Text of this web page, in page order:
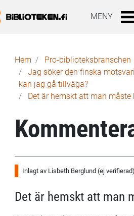
MENY
Länkstig
Hem
Pro-biblioteks­branschen
Jag söker den finska
kan jag gå tillväga?
Det är hemskt att man
Inlagt av Lisbeth Berglund (ej verifierad)
Det är hemskt att man